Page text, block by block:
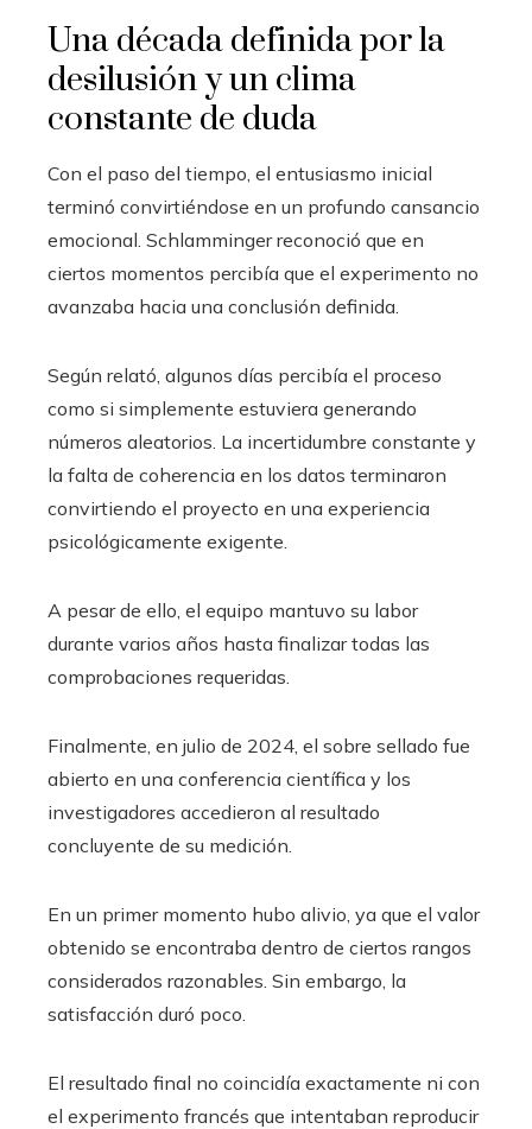
Una década definida por la
desilusión y un clima
constante de duda
Con el paso del tiempo, el entusiasmo inicial
terminó convirtiéndose en un profundo cansancio
emocional. Schlamminger reconoció que en
ciertos momentos percibía que el experimento no
avanzaba hacia una conclusión definida.
Según relató, algunos días percibía el proceso
como si simplemente estuviera generando
números aleatorios. La incertidumbre constante y
la falta de coherencia en los datos terminaron
convirtiendo el proyecto en una experiencia
psicológicamente exigente.
A pesar de ello, el equipo mantuvo su labor
durante varios años hasta finalizar todas las
comprobaciones requeridas.
Finalmente, en julio de 2024, el sobre sellado fue
abierto en una conferencia científica y los
investigadores accedieron al resultado
concluyente de su medición.
En un primer momento hubo alivio, ya que el valor
obtenido se encontraba dentro de ciertos rangos
considerados razonables. Sin embargo, la
satisfacción duró poco.
El resultado final no coincidía exactamente ni con
el experimento francés que intentaban reproducir